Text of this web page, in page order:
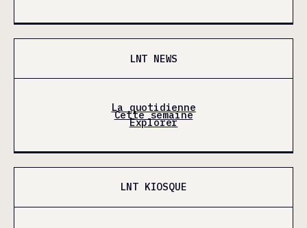
LNT NEWS
La quotidienne
Cette semaine
Explorer
LNT KIOSQUE